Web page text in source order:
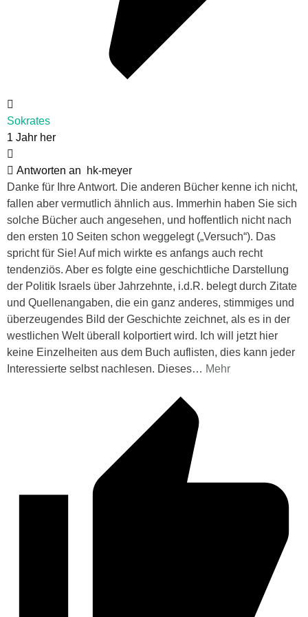
Sokrates
1 Jahr her
Antworten an
hk-meyer
Danke für Ihre Antwort. Die anderen Bücher kenne ich nicht,
fallen aber vermutlich ähnlich aus. Immerhin haben Sie sich
solche Bücher auch angesehen, und hoffentlich nicht nach
den ersten 10 Seiten schon weggelegt („Versuch“). Das
spricht für Sie! Auf mich wirkte es anfangs auch recht
tendenziös. Aber es folgte eine geschichtliche Darstellung
der Politik Israels über Jahrzehnte, i.d.R. belegt durch Zitate
und Quellenangaben, die ein ganz anderes, stimmiges und
überzeugendes Bild der Geschichte zeichnet, als es in der
westlichen Welt überall kolportiert wird. Ich will jetzt hier
keine Einzelheiten aus dem Buch auflisten, dies kann jeder
Interessierte selbst nachlesen. Dieses… Mehr